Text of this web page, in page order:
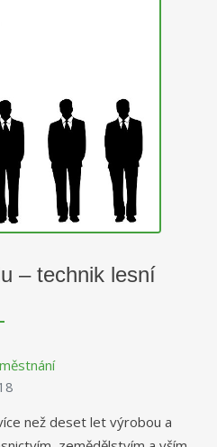
– technik lesní
než deset let výrobou a